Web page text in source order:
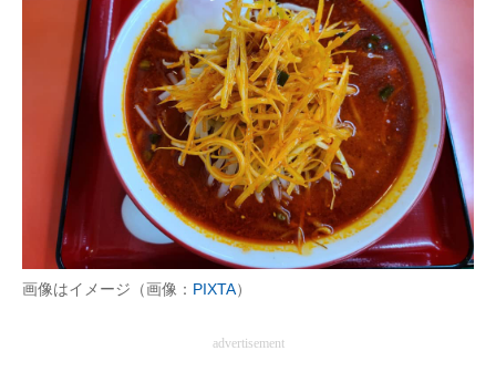
ビジネスと働き方のヒント
AI活用のいまが分かる
企業ITのトレンドを詳説
経営リーダーのコミュニティ
マーケ×ITの今がよく分かる
ITエンジニア向け専門サイト
企業向けIT製品の総合サイト
IT製品の技術・比較・事例
画像はイメージ（画像： PIXTA）
advertisement